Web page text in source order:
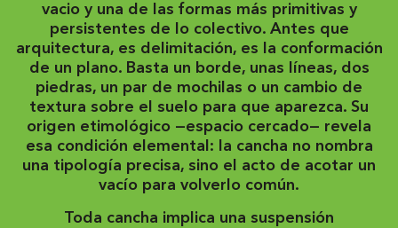
vacio y una de las formas más primitivas y
persistentes de lo colectivo. Antes que
arquitectura, es delimitación, es la conformación
de un plano. Basta un borde, unas líneas, dos
piedras, un par de mochilas o un cambio de
textura sobre el suelo para que aparezca. Su
origen etimológico —espacio cercado— revela
esa condición elemental: la cancha no nombra
una tipología precisa, sino el acto de acotar un
vacío para volverlo común.
Toda cancha implica una suspensión